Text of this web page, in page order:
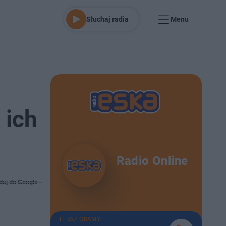
Słuchaj radia Menu
ich
do Google
Radio Online
TERAZ GRAMY